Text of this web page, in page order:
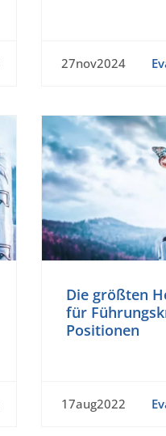
27nov2024
Die größten
für
Positionen
17aug2022